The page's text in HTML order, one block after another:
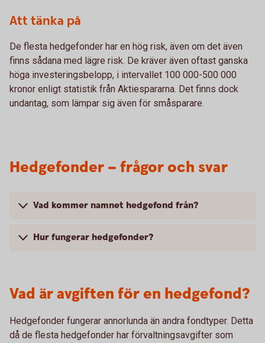
Att tänka på
De flesta hedgefonder har en hög risk, även om det även
finns sådana med lägre risk. De kräver även oftast ganska
höga investeringsbelopp, i intervallet 100 000-500 000
kronor enligt statistik från Aktiespararna. Det finns dock
undantag, som lämpar sig även för småsparare.
Hedgefonder – frågor och svar
Vad kommer namnet hedgefond från?
Hur fungerar hedgefonder?
Vad är avgiften för en hedgefond?
Hedgefonder fungerar annorlunda än andra fondtyper. Detta
då de flesta hedgefonder har förvaltningsavgifter som